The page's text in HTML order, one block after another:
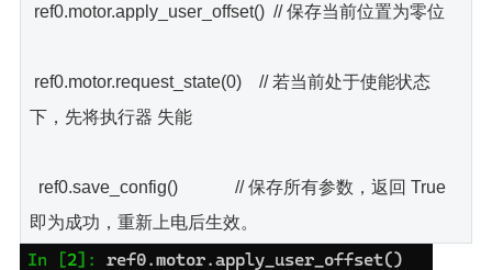
ref0.motor.apply_user_offset() // 保存当前位置为零位
ref0.motor.request_state(0) // 若当前处于使能状态
下，先将执行器 失能
ref0.save_config() // 保存所有参数，返回 True
即为成功，重新上电后生效。